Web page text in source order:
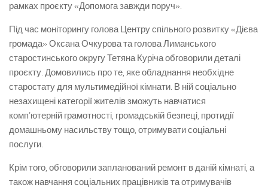
рамках проєкту «Допомога завжди поруч».
Під час моніторингу голова Центру спільного розвитку «Дієва
громада» Оксана Очкурова та голова Лиманського
старостинського округу Тетяна Куріча обговорили деталі
проєкту. Домовились про те, яке обладнання необхідне
старостату для мультимедійної кімнати. В ній соціально
незахищені категорії жителів зможуть навчатися
комп’ютерній грамотності, громадській безпеці, протидії
домашньому насильству тощо, отримувати соціальні
послуги.
Крім того, обговорили запланований ремонт в даній кімнаті, а
також навчання соціальних працівників та отримувачів